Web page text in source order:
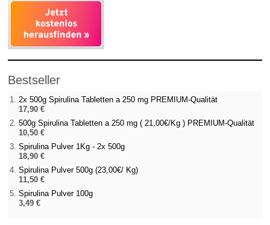
Bestseller
2x 500g Spirulina Tabletten a 250 mg PREMIUM-Qualität
17,90 €
500g Spirulina Tabletten a 250 mg ( 21,00€/Kg ) PREMIUM-Qualität
10,50 €
Spirulina Pulver 1Kg - 2x 500g
18,90 €
Spirulina Pulver 500g (23,00€/ Kg)
11,50 €
Spirulina Pulver 100g
3,49 €